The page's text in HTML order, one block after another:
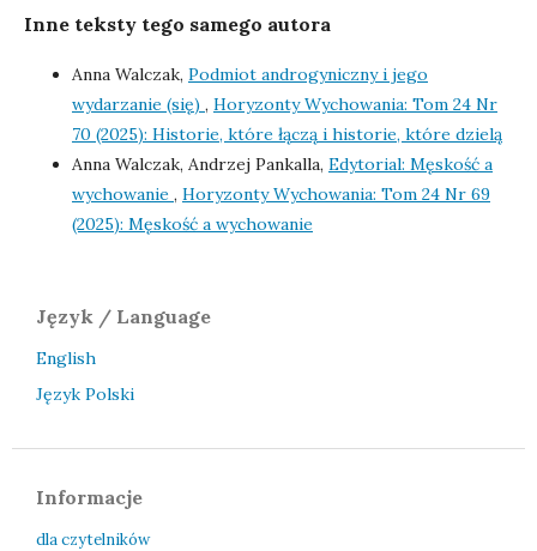
Inne teksty tego samego autora
Anna Walczak, Podmiot androgyniczny i jego
wydarzanie (się) , Horyzonty Wychowania: Tom 24 Nr
70 (2025): Historie, które łączą i historie, które dzielą
Anna Walczak, Andrzej Pankalla, Edytorial: Męskość a
wychowanie , Horyzonty Wychowania: Tom 24 Nr 69
(2025): Męskość a wychowanie
Język / Language
English
Język Polski
Informacje
dla czytelników